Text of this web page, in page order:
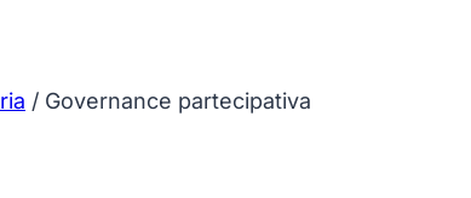
/ Governance partecipativa